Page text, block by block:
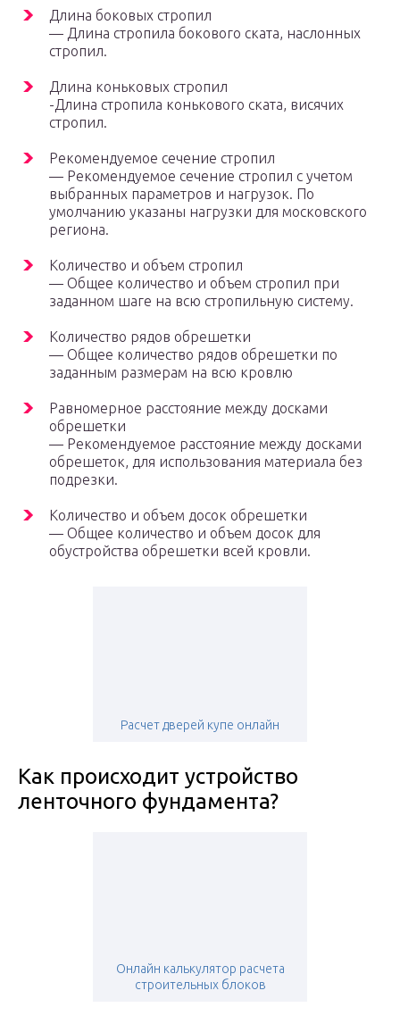
Длина боковых стропил
— Длина стропила бокового ската, наслонных
стропил.
Длина коньковых стропил
-Длина стропила конькового ската, висячих
стропил.
Рекомендуемое сечение стропил
— Рекомендуемое сечение стропил с учетом
выбранных параметров и нагрузок. По
умолчанию указаны нагрузки для московского
региона.
Количество и объем стропил
— Общее количество и объем стропил при
заданном шаге на всю стропильную систему.
Количество рядов обрешетки
— Общее количество рядов обрешетки по
заданным размерам на всю кровлю
Равномерное расстояние между досками
обрешетки
— Рекомендуемое расстояние между досками
обрешеток, для использования материала без
подрезки.
Количество и объем досок обрешетки
— Общее количество и объем досок для
обустройства обрешетки всей кровли.
Расчет дверей купе онлайн
Как происходит устройство
ленточного фундамента?
Онлайн калькулятор расчета
строительных блоков